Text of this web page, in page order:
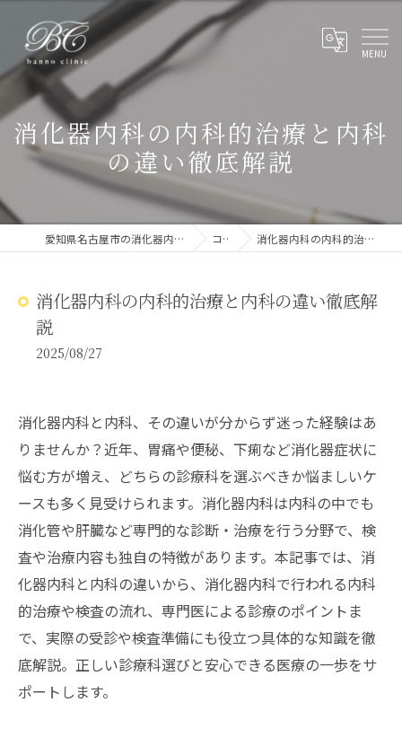
消化器内科の内科的治療と内科
の違い徹底解説
愛知県名古屋市の消化器内科ならばんのクリニック コラム 消化器内科の内科的治療と内科の違い徹底解説
消化器内科の内科的治療と内科の違い徹底解
説
2025/08/27
消化器内科と内科、その違いが分からず迷った経験はあ
りませんか？近年、胃痛や便秘、下痢など消化器症状に
悩む方が増え、どちらの診療科を選ぶべきか悩ましいケ
ースも多く見受けられます。消化器内科は内科の中でも
消化管や肝臓など専門的な診断・治療を行う分野で、検
査や治療内容も独自の特徴があります。本記事では、消
化器内科と内科の違いから、消化器内科で行われる内科
的治療や検査の流れ、専門医による診療のポイントま
で、実際の受診や検査準備にも役立つ具体的な知識を徹
底解説。正しい診療科選びと安心できる医療の一歩をサ
ポートします。